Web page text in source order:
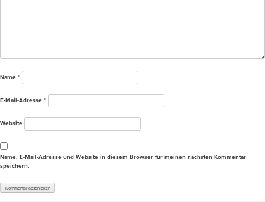
Name *
E-Mail-Adresse *
Website
Name, E-Mail-Adresse und Website in diesem Browser für meinen nächsten Kommentar
speichern.